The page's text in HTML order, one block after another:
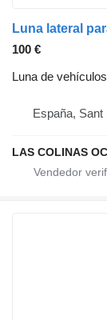
100 €
Luna de
España,
LAS COLINAS